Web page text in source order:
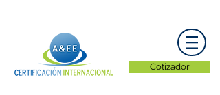
Cotizador